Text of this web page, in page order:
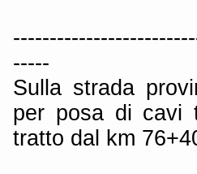
-----
Sulla strada
per posa di cavi
tratto dal km